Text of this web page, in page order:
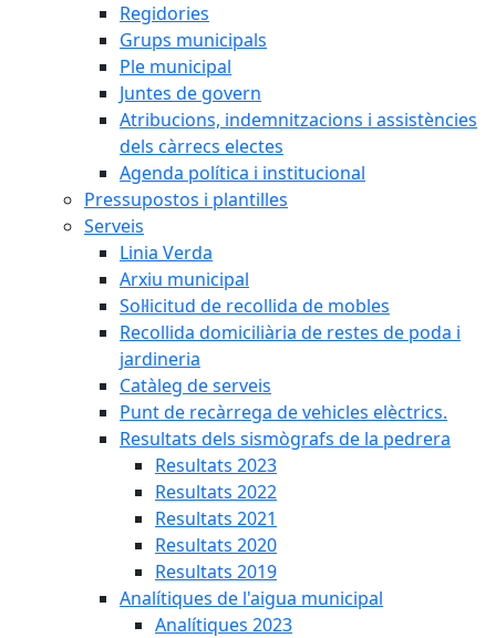
Regidories
Grups municipals
Ple municipal
Juntes de govern
Atribucions, indemnitzacions i assistències
dels càrrecs electes
Agenda política i institucional
Pressupostos i plantilles
Serveis
Linia Verda
Arxiu municipal
Sol·licitud de recollida de mobles
Recollida domiciliària de restes de poda i
jardineria
Catàleg de serveis
Punt de recàrrega de vehicles elèctrics.
Resultats dels sismògrafs de la pedrera
Resultats 2023
Resultats 2022
Resultats 2021
Resultats 2020
Resultats 2019
Analítiques de l'aigua municipal
Analítiques 2023